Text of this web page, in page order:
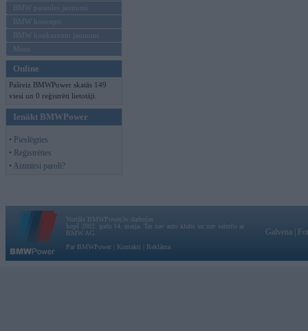
BMW pasaules jaunumi
BMW koncepti
BMW konkurentu jaunumi
Moto
Online
Pašreiz BMWPower skatās 149
viesi un 0 reģistrēti lietotāji.
Ienākt BMWPower
• Pieslēgties
• Reģistrēties
• Aizmirsi paroli?
Vortāls BMWPower.lv darbojas
kopš 2002. gada 14. maija. Tas nav auto klubs un nav saistīts ar
BMW AG.
Par BMWPower
Kontakti Reklāma
Galvena